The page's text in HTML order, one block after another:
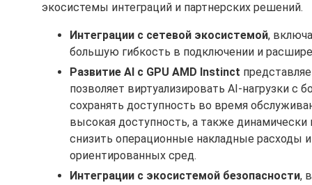
экосистемы интеграций и партнерских решений.
Интеграции с сетевой экосистемой,
большую гибкость в подключении и
Развитие AI с GPU AMD Instinct
позволяет виртуализировать AI-нагрузки с
сохранять доступность во время
высокая доступность, а также
снизить операционные накладные расходы
ориентированных сред.
Интеграции с экосистемой безопасности,